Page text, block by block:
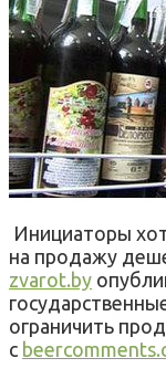
Инициаторы
на продажу
zvarot.by
ограничить
с